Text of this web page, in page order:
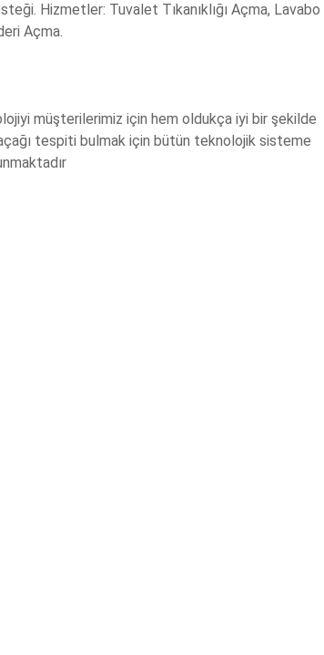
Hizmetler: Tuvalet Tıkanıklığı Açma, Lavabo
Açma.
müşterilerimiz için hem oldukça iyi bir şekilde
tespiti bulmak için bütün teknolojik sisteme